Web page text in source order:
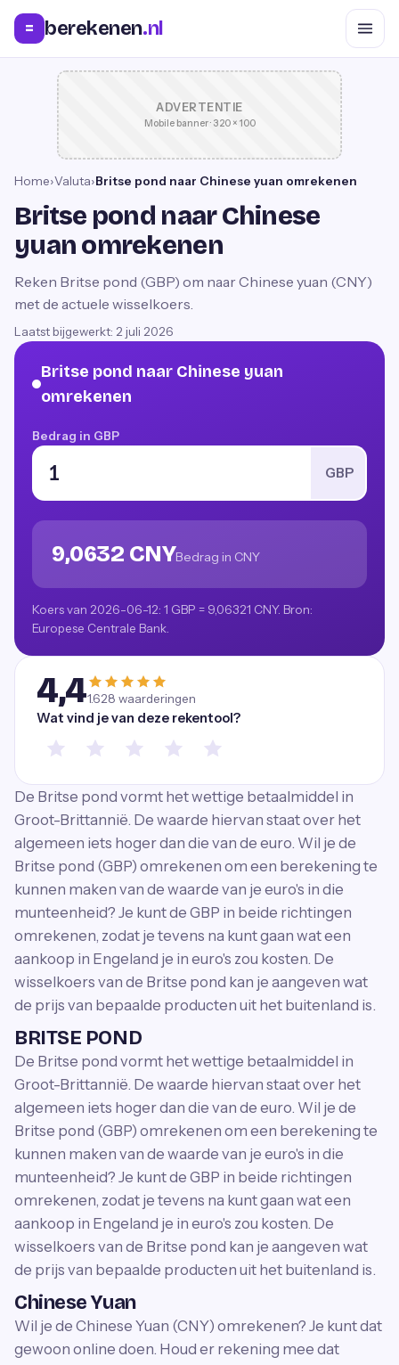
= berekenen.nl
ADVERTENTIE
Mobile banner · 320 × 100
Home›Valuta›Britse pond naar Chinese yuan omrekenen
Britse pond naar Chinese
yuan omrekenen
Reken Britse pond (GBP) om naar Chinese yuan (CNY)
met de actuele wisselkoers.
Laatst bijgewerkt: 2 juli 2026
Britse pond naar Chinese yuan
omrekenen
Bedrag in GBP
GBP
9,0632 CNYBedrag in CNY
Koers van 2026-06-12: 1 GBP = 9,06321 CNY. Bron:
Europese Centrale Bank.
4,41.628 waarderingen
Wat vind je van deze rekentool?
De Britse pond vormt het wettige betaalmiddel in
Groot-Brittannië. De waarde hiervan staat over het
algemeen iets hoger dan die van de euro. Wil je de
Britse pond (GBP) omrekenen om een berekening te
kunnen maken van de waarde van je euro's in die
munteenheid? Je kunt de GBP in beide richtingen
omrekenen, zodat je tevens na kunt gaan wat een
aankoop in Engeland je in euro's zou kosten. De
wisselkoers van de Britse pond kan je aangeven wat
de prijs van bepaalde producten uit het buitenland is.
BRITSE POND
De Britse pond vormt het wettige betaalmiddel in
Groot-Brittannië. De waarde hiervan staat over het
algemeen iets hoger dan die van de euro. Wil je de
Britse pond (GBP) omrekenen om een berekening te
kunnen maken van de waarde van je euro's in die
munteenheid? Je kunt de GBP in beide richtingen
omrekenen, zodat je tevens na kunt gaan wat een
aankoop in Engeland je in euro's zou kosten. De
wisselkoers van de Britse pond kan je aangeven wat
de prijs van bepaalde producten uit het buitenland is.
Chinese Yuan
Wil je de Chinese Yuan (CNY) omrekenen? Je kunt dat
gewoon online doen. Houd er rekening mee dat